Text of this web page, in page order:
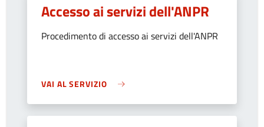
Accesso ai servizi dell'ANPR
Procedimento di accesso ai servizi dell'ANPR
VAI AL SERVIZIO